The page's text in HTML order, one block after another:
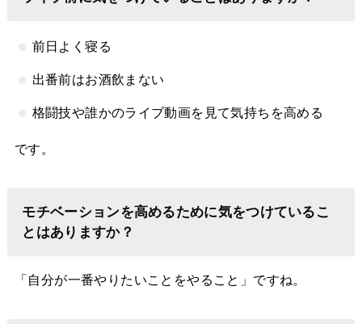
前日よく寝る
出番前はお酒飲まない
格闘技や誰かのライブ動画を見て気持ちを高める
です。
モチベーションを高めるために気をつけているこ
とはありますか？
「自分が一番やりたいことをやること」ですね。